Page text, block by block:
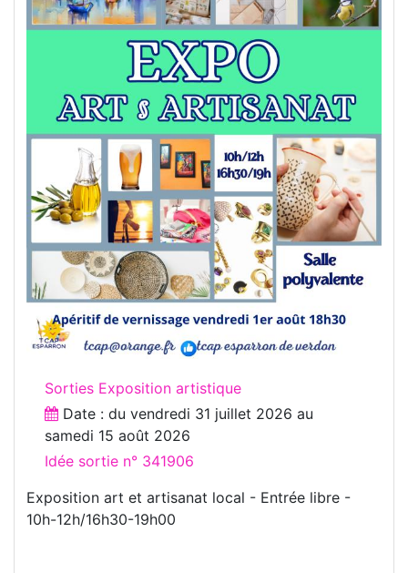
Sorties Exposition artistique
Date : du vendredi 31 juillet 2026 au
samedi 15 août 2026
Idée sortie n° 341906
Exposition art et artisanat local - Entrée libre -
10h-12h/16h30-19h00